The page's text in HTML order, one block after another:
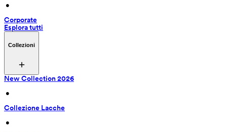
•
Corporate
Esplora tutti
Collezioni
New Collection 2026
•
Collezione Lacche
•